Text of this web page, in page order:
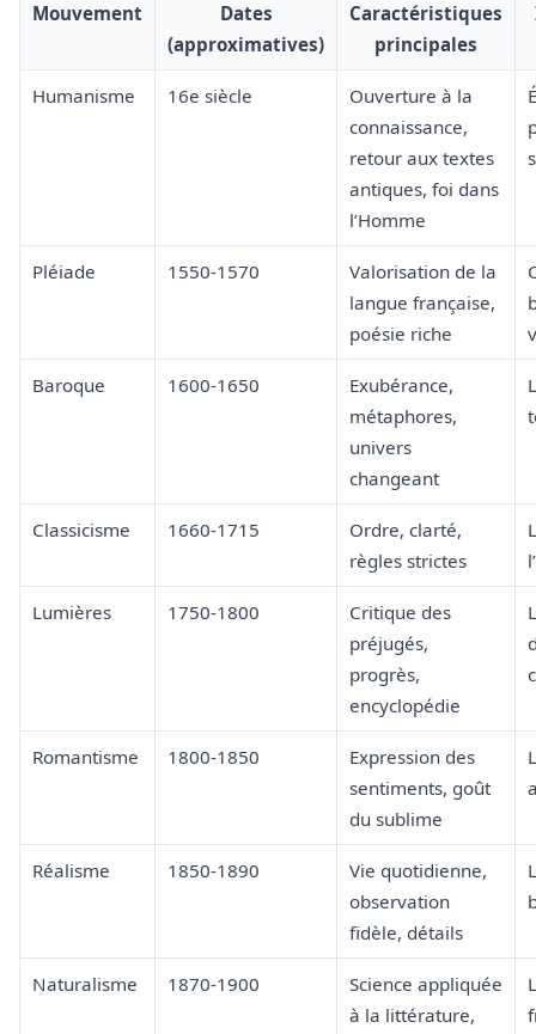
Mouvement
Dates
(approximatives)
Caractéristiques
principales
Humanisme 16e siècle
Ouverture à la
connaissance,
retour aux textes
antiques, foi dans
l’Homme
Pléiade 1550-1570
Valorisation de la
langue française,
poésie riche
Baroque 1600-1650
Exubérance,
métaphores,
univers
changeant
Classicisme 1660-1715
Ordre, clarté,
règles strictes
Lumières 1750-1800
Critique des
préjugés,
progrès,
encyclopédie
Romantisme 1800-1850
Expression des
sentiments, goût
du sublime
Réalisme 1850-1890
Vie quotidienne,
observation
fidèle, détails
Naturalisme 1870-1900
Science appliquée
à la littérature,